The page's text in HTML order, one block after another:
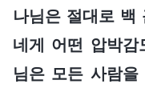
나님은 절대로 백
네게 어떤 압박
님은 모든 사람